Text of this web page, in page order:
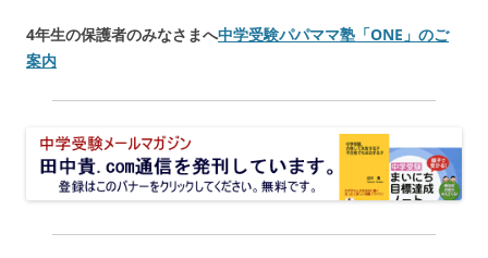
4年生の保護者のみなさまへ中学受験パパママ塾「ONE 」のご
案内